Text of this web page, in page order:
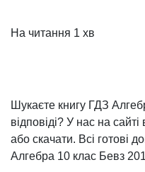
На читання 1 хв
Шукаєте книгу ГДЗ
відповіді? У нас на
або скачати. Всі готові
Алгебра 10 клас Бевз